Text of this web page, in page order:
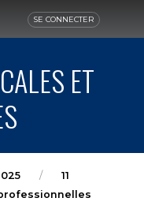
SE CONNECTER
ET
11